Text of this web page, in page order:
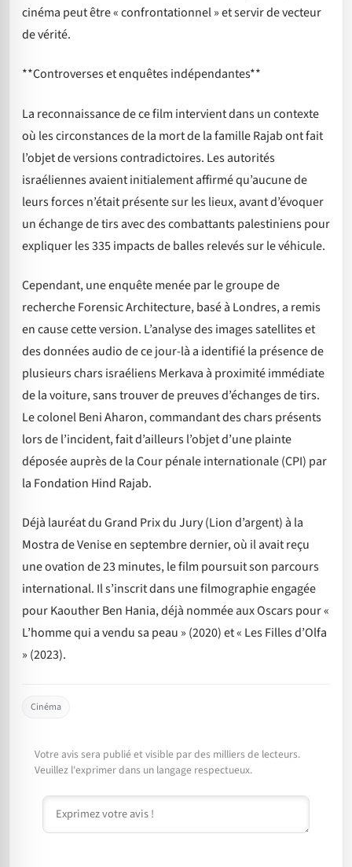
cinéma peut être « confrontationnel » et servir de vecteur
de vérité.
**Controverses et enquêtes indépendantes**
La reconnaissance de ce film intervient dans un contexte
où les circonstances de la mort de la famille Rajab ont fait
l’objet de versions contradictoires. Les autorités
israéliennes avaient initialement affirmé qu’aucune de
leurs forces n’était présente sur les lieux, avant d’évoquer
un échange de tirs avec des combattants palestiniens pour
expliquer les 335 impacts de balles relevés sur le véhicule.
Cependant, une enquête menée par le groupe de
recherche Forensic Architecture, basé à Londres, a remis
en cause cette version. L’analyse des images satellites et
des données audio de ce jour-là a identifié la présence de
plusieurs chars israéliens Merkava à proximité immédiate
de la voiture, sans trouver de preuves d’échanges de tirs.
Le colonel Beni Aharon, commandant des chars présents
lors de l’incident, fait d’ailleurs l’objet d’une plainte
déposée auprès de la Cour pénale internationale (CPI) par
la Fondation Hind Rajab.
Déjà lauréat du Grand Prix du Jury (Lion d’argent) à la
Mostra de Venise en septembre dernier, où il avait reçu
une ovation de 23 minutes, le film poursuit son parcours
international. Il s’inscrit dans une filmographie engagée
pour Kaouther Ben Hania, déjà nommée aux Oscars pour «
L’homme qui a vendu sa peau » (2020) et « Les Filles d’Olfa
» (2023).
Cinéma
Votre avis sera publié et visible par des milliers de lecteurs.
Veuillez l'exprimer dans un langage respectueux.
Commentaire